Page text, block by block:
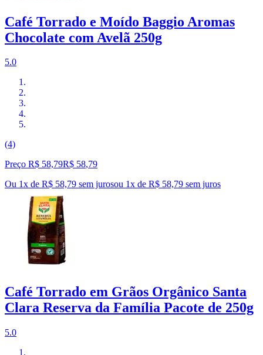
Café Torrado e Moído Baggio Aromas
Chocolate com Avelã 250g
5.0
(4)
Preço R$ 58,79R$ 58,79
Ou 1x de R$ 58,79 sem jurosou 1x de R$ 58,79 sem juros
Café Torrado em Grãos Orgânico Santa
Clara Reserva da Família Pacote de 250g
5.0